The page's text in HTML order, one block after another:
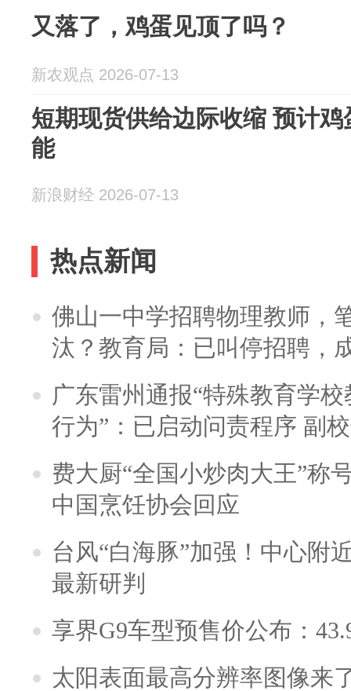
又落了，鸡蛋见顶了吗？
新农观点 2026-07-13
短期现货供给边际收缩 预计
能
新浪财经 2026-07-13
热点新闻
佛山一中学招聘物理教师，
汰？教育局：已叫停招聘，
广东雷州通报“特殊教育学
行为”：已启动问责程序 副
费大厨“全国小炒肉大王”称
中国烹饪协会回应
台风“白海豚”加强！中心附
最新研判
享界G9车型预售价公布：
太阳表面最高分辨率图像来